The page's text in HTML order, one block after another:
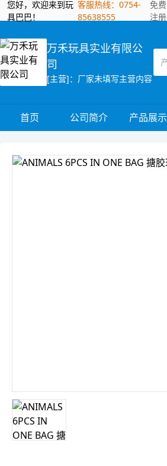
您好，欢迎来到玩
具巴巴！
客服热线：0754-
85638555
免费
注册
万禾玩具实业有限公
司
[主营]：厂家未填写主营内容
首页 公司简介 产品展示